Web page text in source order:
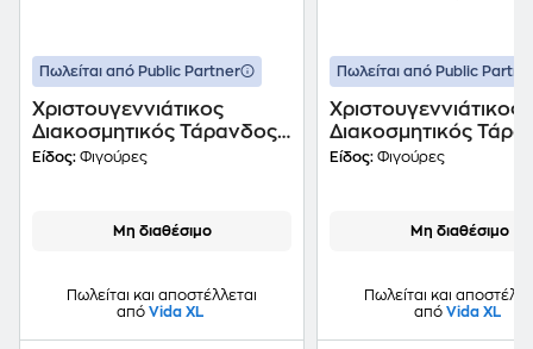
Πωλείται από Public Partner
Χριστουγεννιάτικος
Διακοσμητικός Τάρανδος
από Ακρυλικό 90 Led
Είδος: Φιγούρες
Μη διαθέσιμο
Πωλείται και αποστέλλεται
από Vida XL
Πωλείται από Public
Χριστουγεννιάτικος
Διακοσμητικός
από PVC 306 Led
Είδος: Φιγούρες
Μη διαθέσιμο
Πωλείται και
από Vida XL